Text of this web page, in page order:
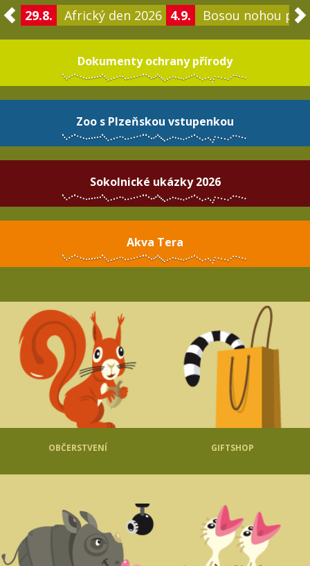
29.8. Africký den 2026 4.9. Bosou nohou po
Dokumenty ochrany přírody
Zoo s Plzeňskou vstupenkou
Sokolnické ukázky 2026
Akva Tera
OBČERSTVENÍ GIFTSHOP